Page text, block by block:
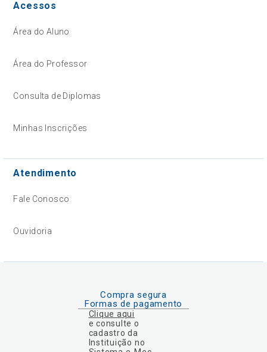
Acessos
Área do Aluno
Área do Professor
Consulta de Diplomas
Minhas Inscrições
Atendimento
Fale Conosco
Ouvidoria
Compra segura
Formas de pagamento
Clique aqui
e consulte o
cadastro da
Instituição no